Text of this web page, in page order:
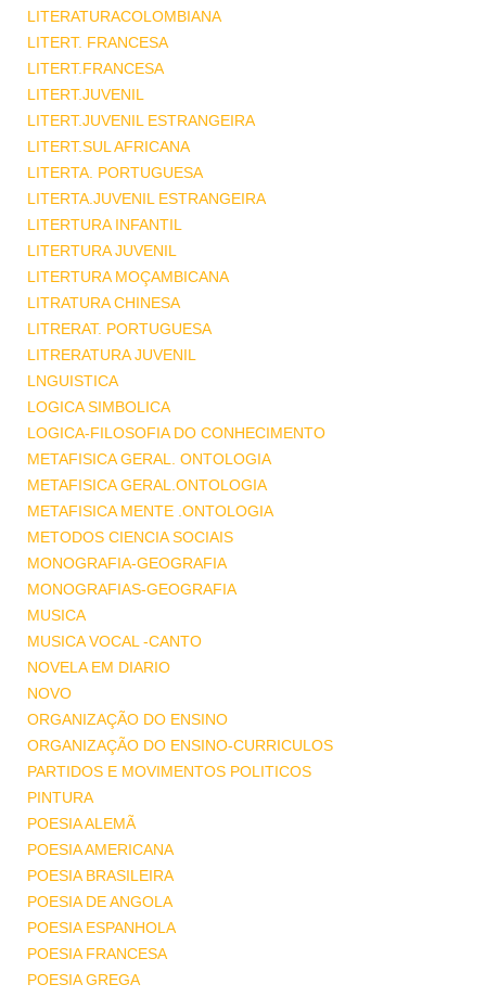
LITERATURACOLOMBIANA
LITERT. FRANCESA
LITERT.FRANCESA
LITERT.JUVENIL
LITERT.JUVENIL ESTRANGEIRA
LITERT.SUL AFRICANA
LITERTA. PORTUGUESA
LITERTA.JUVENIL ESTRANGEIRA
LITERTURA INFANTIL
LITERTURA JUVENIL
LITERTURA MOÇAMBICANA
LITRATURA CHINESA
LITRERAT. PORTUGUESA
LITRERATURA JUVENIL
LNGUISTICA
LOGICA SIMBOLICA
LOGICA-FILOSOFIA DO CONHECIMENTO
METAFISICA GERAL. ONTOLOGIA
METAFISICA GERAL.ONTOLOGIA
METAFISICA MENTE .ONTOLOGIA
METODOS CIENCIA SOCIAIS
MONOGRAFIA-GEOGRAFIA
MONOGRAFIAS-GEOGRAFIA
MUSICA
MUSICA VOCAL -CANTO
NOVELA EM DIARIO
NOVO
ORGANIZAÇÃO DO ENSINO
ORGANIZAÇÃO DO ENSINO-CURRICULOS
PARTIDOS E MOVIMENTOS POLITICOS
PINTURA
POESIA ALEMÃ
POESIA AMERICANA
POESIA BRASILEIRA
POESIA DE ANGOLA
POESIA ESPANHOLA
POESIA FRANCESA
POESIA GREGA